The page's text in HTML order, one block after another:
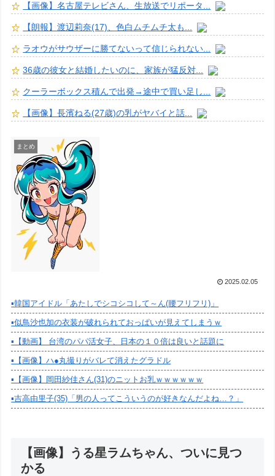
【画像】名古屋テレビさん、生放送でリポータ...
【朗報】渡辺莉奈(17)、色白ムチムチ太も...
ラオウがサウザーに勝てないって信じられない...
36歳の彼女と結婚したいのに、家族が猛反対...
クーラーボックス積んで出発→途中で買い足し...
【画像】長濱ねる(27歳)の乳がヤバイと話...
まとめ
2025.02.05
▪️韓国アイドル「あたしでシコシコして～ん(腰フリフリ)」
▪️似鳥沙也加の衣装が破れられておっぱいが見えてしまうｗ
▪️【動画】 台湾のパパ活女子、日本の１０倍は良いと話題に
▪️【画像】ハ●丸撮りがバレて消えたグラドル
▪️【画像】岡田紗佳さん(31)のニットお乳ｗｗｗｗｗｗ
▪️吉高由里子(35)「男の人ってこういうのが好きなんだよね…？」
【画像】うる星ラムちゃん、ついに見つ
かる